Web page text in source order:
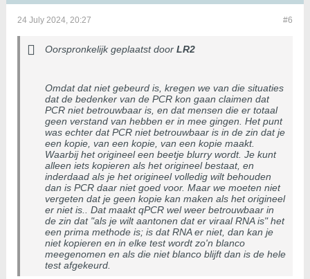
#6
24 July 2024, 20:27
Oorspronkelijk geplaatst door LR2
Omdat dat niet gebeurd is, kregen we van die situaties
dat de bedenker van de PCR kon gaan claimen dat
PCR niet betrouwbaar is, en dat mensen die er totaal
geen verstand van hebben er in mee gingen. Het punt
was echter dat PCR niet betrouwbaar is in de zin dat je
een kopie, van een kopie, van een kopie maakt.
Waarbij het origineel een beetje blurry wordt. Je kunt
alleen iets kopieren als het origineel bestaat, en
inderdaad als je het origineel volledig wilt behouden
dan is PCR daar niet goed voor. Maar we moeten niet
vergeten dat je geen kopie kan maken als het origineel
er niet is.. Dat maakt qPCR wel weer betrouwbaar in
de zin dat "als je wilt aantonen dat er viraal RNA is" het
een prima methode is; is dat RNA er niet, dan kan je
niet kopieren en in elke test wordt zo'n blanco
meegenomen en als die niet blanco blijft dan is de hele
test afgekeurd.